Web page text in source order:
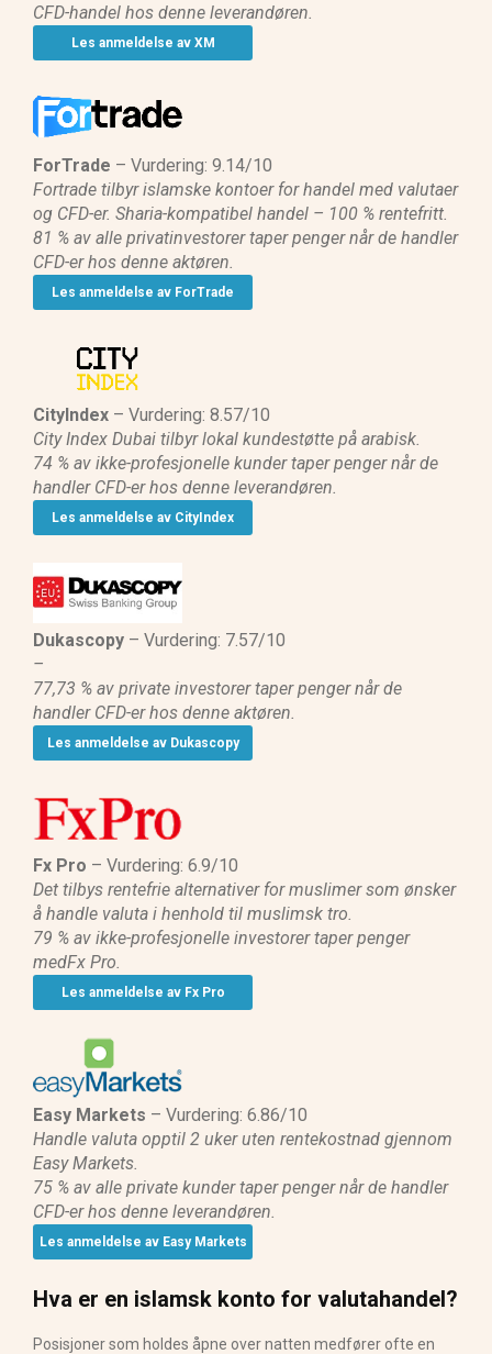
CFD-handel hos denne leverandøren.
Les anmeldelse av XM
ForTrade – Vurdering: 9.14/10
Fortrade tilbyr islamske kontoer for handel med valutaer
og CFD-er. Sharia-kompatibel handel – 100 % rentefritt.
81 % av alle privatinvestorer taper penger når de handler
CFD-er hos denne aktøren.
Les anmeldelse av ForTrade
CityIndex – Vurdering: 8.57/10
City Index Dubai tilbyr lokal kundestøtte på arabisk.
74 % av ikke-profesjonelle kunder taper penger når de
handler CFD-er hos denne leverandøren.
Les anmeldelse av CityIndex
Dukascopy – Vurdering: 7.57/10
–
77,73 % av private investorer taper penger når de
handler CFD-er hos denne aktøren.
Les anmeldelse av Dukascopy
Fx Pro – Vurdering: 6.9/10
Det tilbys rentefrie alternativer for muslimer som ønsker
å handle valuta i henhold til muslimsk tro.
79 % av ikke-profesjonelle investorer taper penger
medFx Pro.
Les anmeldelse av Fx Pro
Easy Markets – Vurdering: 6.86/10
Handle valuta opptil 2 uker uten rentekostnad gjennom
Easy Markets.
75 % av alle private kunder taper penger når de handler
CFD-er hos denne leverandøren.
Les anmeldelse av Easy Markets
Hva er en islamsk konto for valutahandel?
Posisjoner som holdes åpne over natten medfører ofte en